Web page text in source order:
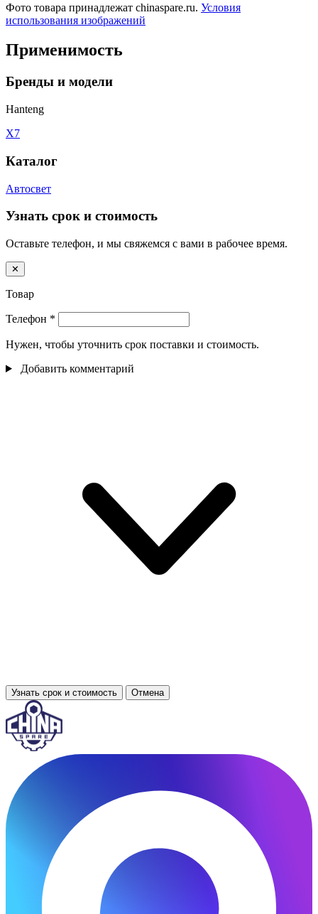
Фото товара принадлежат chinaspare.ru. Условия
использования изображений
Применимость
Бренды и модели
Hanteng
X7
Каталог
Автосвет
Узнать срок и стоимость
Оставьте телефон, и мы свяжемся с вами в рабочее время.
✕
Товар
Телефон *
Нужен, чтобы уточнить срок поставки и стоимость.
Добавить комментарий
Узнать срок и стоимость Отмена